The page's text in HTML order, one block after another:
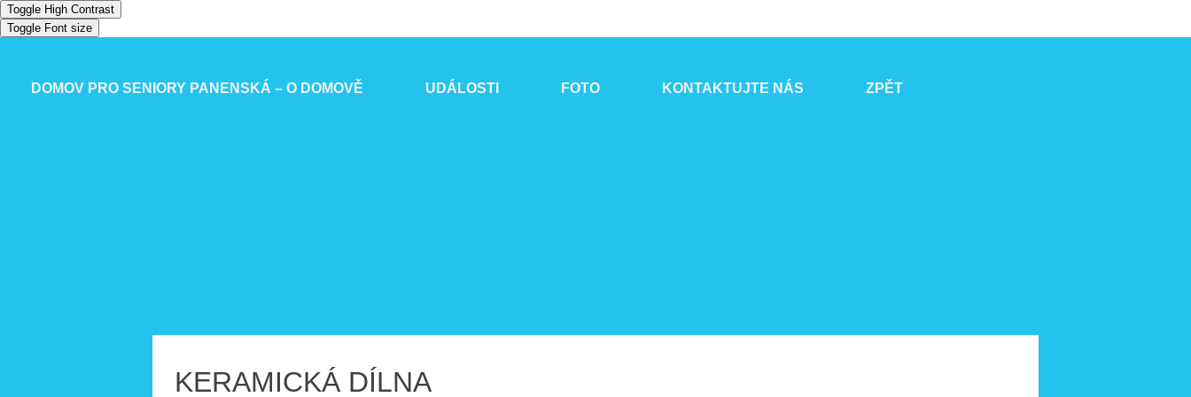
Toggle High Contrast
Toggle Font size
DOMOV PRO SENIORY PANENSKÁ – O DOMOVĚ UDÁLOSTI FOTO KONTAKTUJTE NÁS ZPĚT
KERAMICKÁ DÍLNA